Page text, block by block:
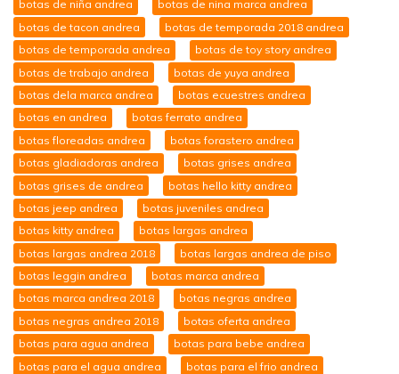
botas de niña andrea
botas de nina marca andrea
botas de tacon andrea
botas de temporada 2018 andrea
botas de temporada andrea
botas de toy story andrea
botas de trabajo andrea
botas de yuya andrea
botas dela marca andrea
botas ecuestres andrea
botas en andrea
botas ferrato andrea
botas floreadas andrea
botas forastero andrea
botas gladiadoras andrea
botas grises andrea
botas grises de andrea
botas hello kitty andrea
botas jeep andrea
botas juveniles andrea
botas kitty andrea
botas largas andrea
botas largas andrea 2018
botas largas andrea de piso
botas leggin andrea
botas marca andrea
botas marca andrea 2018
botas negras andrea
botas negras andrea 2018
botas oferta andrea
botas para agua andrea
botas para bebe andrea
botas para el agua andrea
botas para el frio andrea